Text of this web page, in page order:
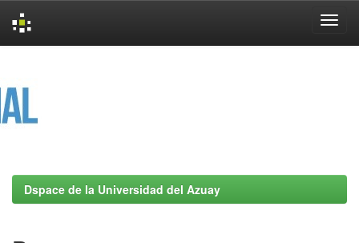
Dspace de la Universidad del Azuay